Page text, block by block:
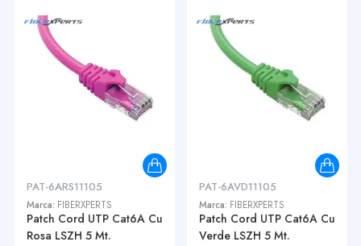
PAT-6ARS11105
Marca: FIBERXPERTS
Patch Cord UTP Cat6A Cu
Rosa LSZH 5 Mt.
PAT-6AVD11105
Marca: FIBERXPERTS
Patch Cord UTP Cat6A Cu
Verde LSZH 5 Mt.